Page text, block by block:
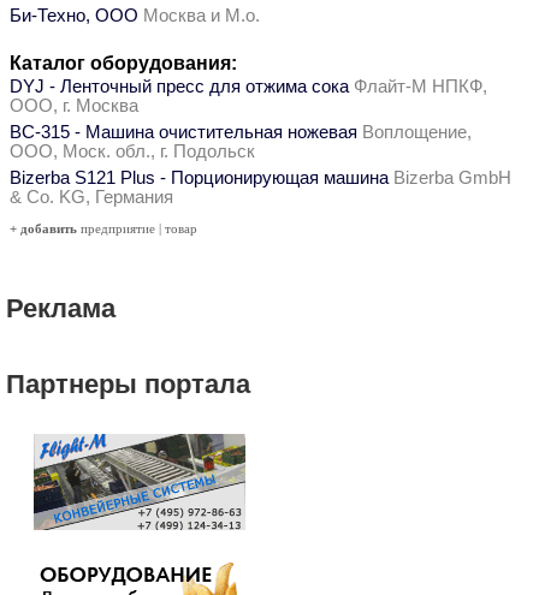
Би-Техно, ООО Москва и М.о.
Каталог оборудования:
DYJ - Ленточный пресс для отжима сока Флайт-М НПКФ,
ООО, г. Москва
ВС-315 - Машина очистительная ножевая Воплощение,
ООО, Моск. обл., г. Подольск
Bizerba S121 Plus - Порционирующая машина Bizerba GmbH
& Co. KG, Германия
+ добавить предприятие | товар
Реклама
Партнеры портала